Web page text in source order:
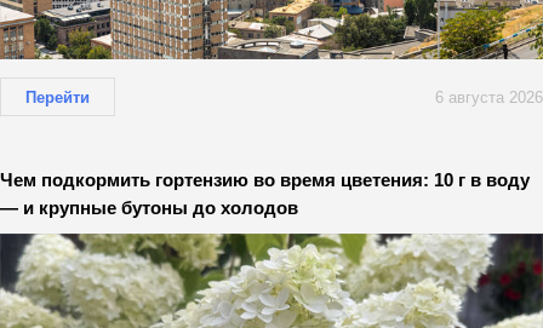
Перейти 6 августа 2026
Чем подкормить гортензию во время цветения: 10 г в воду
— и крупные бутоны до холодов